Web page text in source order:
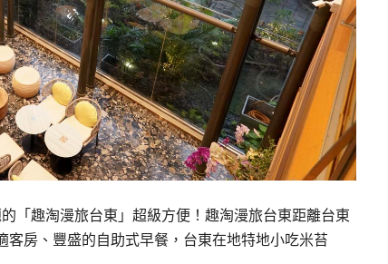
「趣淘漫旅台東」超級方便！趣淘漫旅台東距離台東
房、豐盛的自助式早餐，台東在地特地小吃米苔